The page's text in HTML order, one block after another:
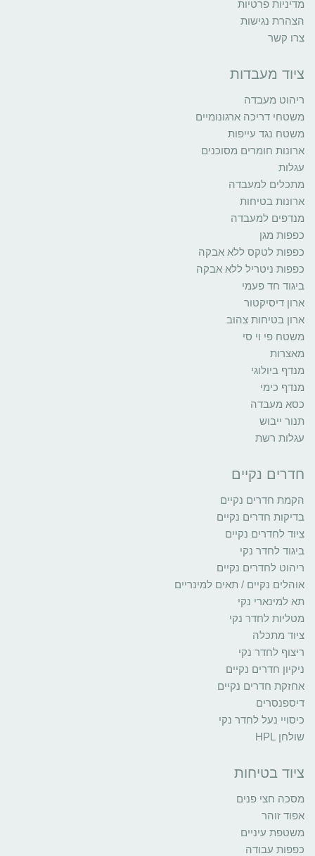
מדיניות פרטיות
הצהרת נגישות
צרו קשר
ציוד מעבדות
ריהוט מעבדה
משטחי דריכה ארגונומיים
משטח נגד עייפות
ארונות חומרים מסוכנים
עגלות
מתכלים למעבדה
ארונות בטיחות
מנדפים למעבדה
כפפות מגן
כפפות לטקס ללא אבקה
כפפות ניטריל ללא אבקה
ביגוד חד פעמי
ארון דיסיקטור
ארון בטיחות צהוב
משטח פי וי סי
מאצרות
מנדף ביולוגי
מנדף כימי
כסא מעבדה
תנור ייבוש
עגלות רשת
חדרים נקיים
הקמת חדרים נקיים
בדיקות חדרים נקיים
ציוד לחדרים נקיים
ביגוד לחדר נקי
ריהוט לחדרים נקיים
אוהלים נקיים / תאים למינריים
תא למינארי נקי
מטליות לחדר נקי
ציוד מתכלה
ריצוף לחדר נקי
ניקיון חדרים נקיים
אחזקת חדרים נקיים
דיספנסרים
כיסויי נעל לחדר נקי
שולחן HPL
ציוד בטיחות
מסכה חצי פנים
אפוד זוהר
משטפת עיניים
כפפות עבודה